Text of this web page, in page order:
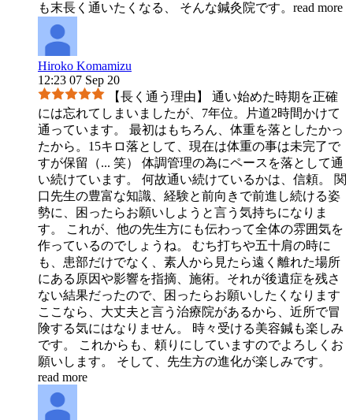
も末長く通いたくなる、 そんな鍼灸院です。 read more
Hiroko Komamizu
12:23 07 Sep 20
【長く通う理由】 通い始めた時期を正確
には忘れてしまいましたが、7年位。片道2時間かけて
通っています。 最初はもちろん、体重を落としたかっ
たから。15キロ落として、現在は体重の事は未完了で
すが保留（... 笑） 体調管理の為にペースを落として通
い続けています。 何故通い続けているかは、信頼。 関
口先生の豊富な知識、経験と前向きで前進し続ける姿
勢に、困ったらお願いしようと言う気持ちになりま
す。 これが、他の先生方にも伝わって全体の雰囲気を
作っているのでしょうね。 むち打ちや五十肩の時に
も、患部だけでなく、素人から見たら遠く離れた場所
にある原因や影響を指摘、施術。それが後遺症を残さ
ない結果だったので、困ったらお願いしたくなります
ここなら、大丈夫と言う治療院があるから、近所で冒
険する気にはなりません。 時々受ける美容鍼も楽しみ
です。 これからも、頼りにしていますのでよろしくお
願いします。 そして、先生方の進化が楽しみです。
read more